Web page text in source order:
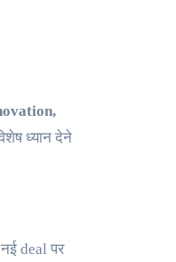
ध्यान देने
deal पर